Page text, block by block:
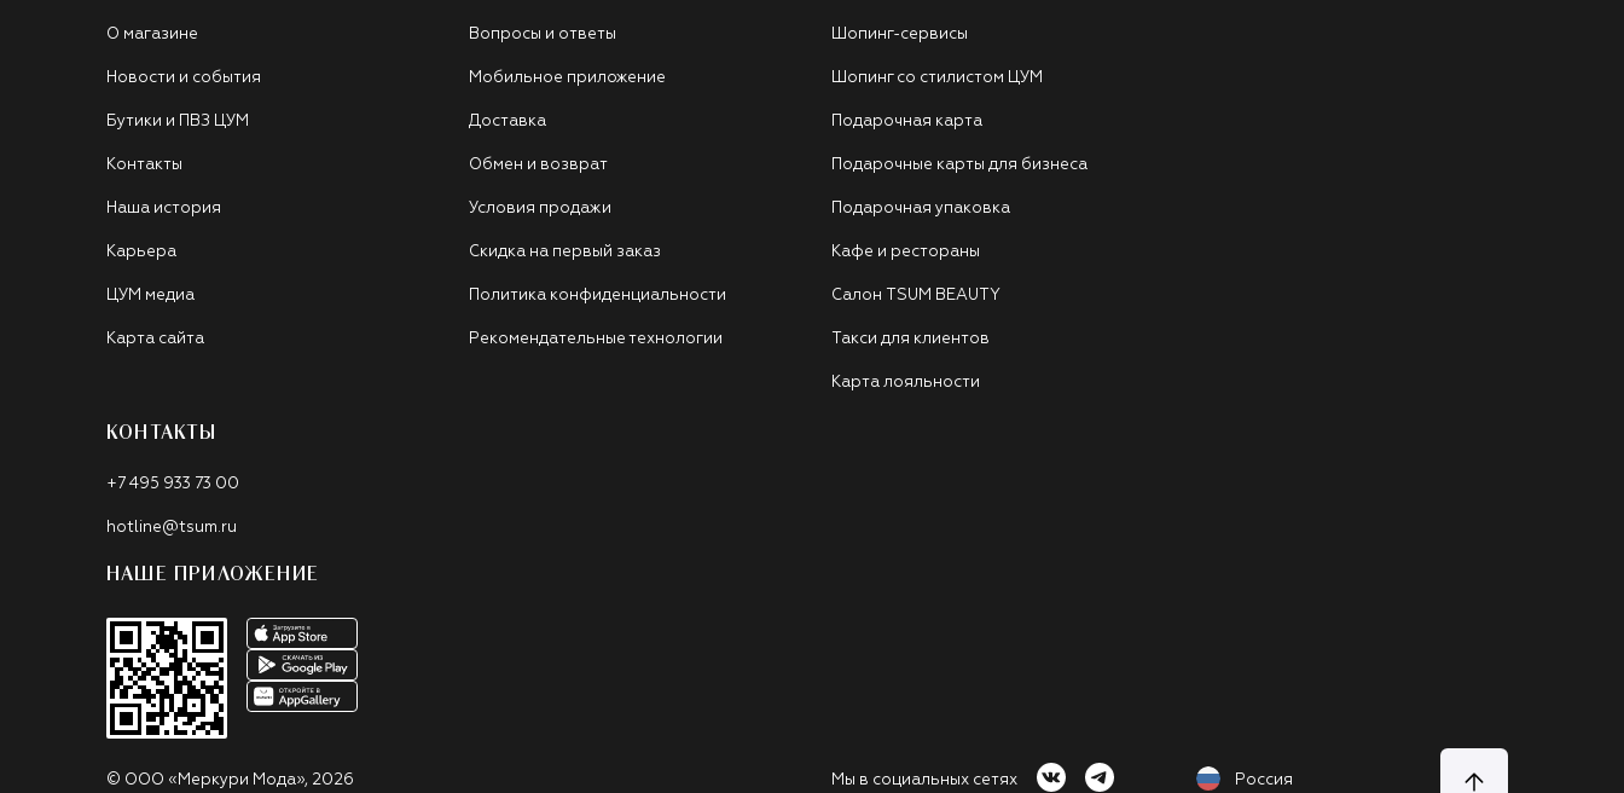
О магазине
Новости и события
Бутики и ПВЗ ЦУМ
Контакты
Наша история
Карьера
ЦУМ медиа
Карта сайта
Вопросы и ответы
Мобильное приложение
Доставка
Обмен и возврат
Условия продажи
Скидка на первый заказ
Политика конфиденциальности
Рекомендательные технологии
Шопинг-сервисы
Шопинг со стилистом ЦУМ
Подарочная карта
Подарочные карты для бизнеса
Подарочная упаковка
Кафе и рестораны
Салон TSUM BEAUTY
Такси для клиентов
Карта лояльности
КОНТАКТЫ
+7 495 933 73 00
hotline@tsum.ru
НАШЕ ПРИЛОЖЕНИЕ
© ООО «Меркури Мода», 2026 Мы в социальных сетях Россия